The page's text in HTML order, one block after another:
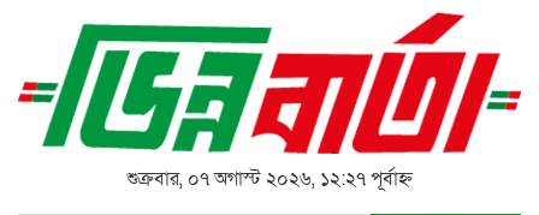
শুক্রবার, ০৭ অগাস্ট ২০২৬, ১২:২৭ পূর্বাহ্ন